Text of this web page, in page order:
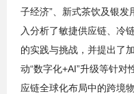
子经济”、新式茶饮及银
入分析了敏捷供应链、冷
的实践与挑战，并提出了
动“数字化+AI”升级等针
应链全球化布局中的跨境